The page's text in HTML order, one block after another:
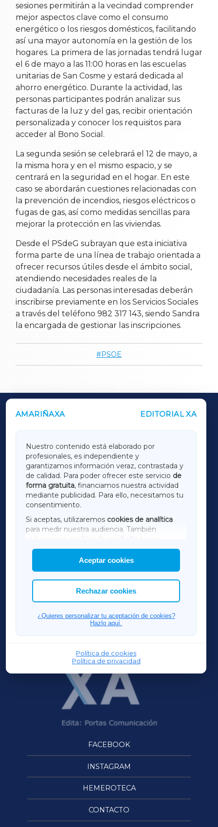
sesiones permitirán a la vecindad comprender
mejor aspectos clave como el consumo
energético o los riesgos domésticos, facilitando
así una mayor autonomía en la gestión de los
hogares. La primera de las jornadas tendrá lugar
el 6 de mayo a las 11:00 horas en las escuelas
unitarias de San Cosme y estará dedicada al
ahorro energético. Durante la actividad, las
personas participantes podrán analizar sus
facturas de la luz y del gas, recibir orientación
personalizada y conocer los requisitos para
acceder al Bono Social.
La segunda sesión se celebrará el 12 de mayo, a
la misma hora y en el mismo espacio, y se
centrará en la seguridad en el hogar. En este
caso se abordarán cuestiones relacionadas con
la prevención de incendios, riesgos eléctricos o
fugas de gas, así como medidas sencillas para
mejorar la protección en las viviendas.
Desde el PSdeG subrayan que esta iniciativa
forma parte de una línea de trabajo orientada a
ofrecer recursos útiles desde el ámbito social,
atendiendo necesidades reales de la
ciudadanía. Las personas interesadas deberán
inscribirse previamente en los Servicios Sociales
a través del teléfono 982 317 143, siendo Sandra
la encargada de gestionar las inscripciones.
PSOE
AMARIÑAXA EDITORIAL XA
Nuestro contenido está elaborado por
profesionales, es independiente y
garantizamos información veraz, contrastada y
de calidad. Para poder ofrecer este servicio de
forma gratuita, financiamos nuestra actividad
mediante publicidad. Para ello, necesitamos tu
consentimiento.
Si aceptas, utilizaremos cookies de analítica
para medir nuestra audiencia. También
utilizaremos
cookies de marketing
mostrar publicidad de terceros.
Asimismo, puedes personalizar la elección de
las cookies que deseas permitir.
Aceptar cookies
Rechazar cookies
¿Quieres personalizar tu aceptación de cookies?
Hazlo aquí.
Política de cookies
Política de privacidad
OUTROS PERIÓDICOS
LUGOXA
TERRACHAXA
AMARIÑAXA
RIBEIRASACRAXA
ACORUÑAXA
FERROLXA
OURENSEXA
FACEBOOK
INSTAGRAM
HEMEROTECA
CONTACTO